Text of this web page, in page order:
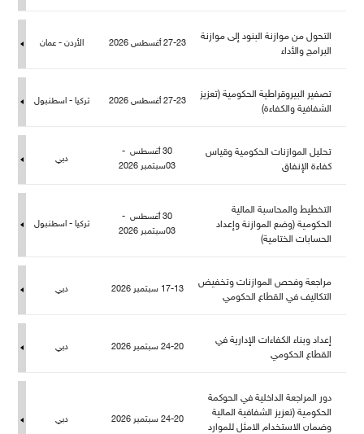
التحول من موازنة البنود إلى موازنة
البرامج والأداء
27-23 أغسطس 2026 الأردن - عمان
تصفير البيروقراطية الحكومية (تعزيز
الشفافية والكفاءة)
27-23 أغسطس 2026 تركيا - اسطنبو
تحليل الموازنات الحكومية وقياس
كفاءة الإنفاق
30 أغسطس -
03سبتمبر 2026
دبي
التخطيط والمحاسبة المالية
الحكومية (وضع الموازنة وإعداد
الحسابات الختامية)
30 أغسطس -
03سبتمبر 2026
تركيا - اسطنبو
راجعة وفحص الموازنات وتخفيض
التكاليف في القطاع الحكومي
17-13 سبتمبر 2026 دبي
إعداد وبناء الكفاءات الإدارية في
القطاع الحكومي
24-20 سبتمبر 2026 دبي
دور المراجعة الداخلية في الحوكمة
الحكومية (تعزيز الشفافية المالية
وضمان الاستخدام الامثل للموارد
24-20 سبتمبر 2026 دبي